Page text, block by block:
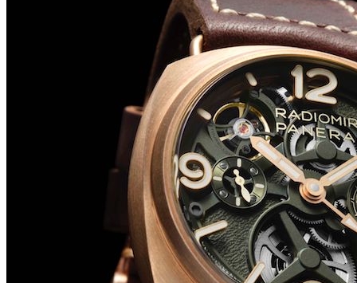
Big Bang Sapphire Sky Blue de Hublot